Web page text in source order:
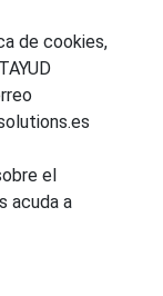
de cookies,
el
acuda a